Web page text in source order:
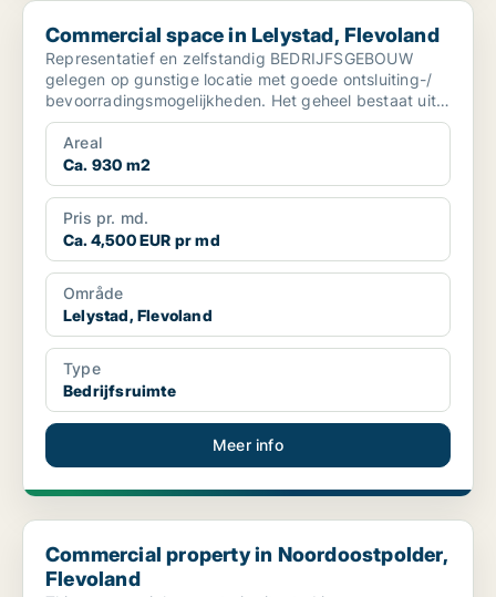
Commercial space in Lelystad, Flevoland
Commercial space in Lelystad, Flevoland
Representatief en zelfstandig BEDRIJFSGEBOUW
gelegen op gunstige locatie met goede ontsluiting-/
bevoorradingsmogelijkheden. Het geheel bestaat uit
en bedrij...
Areal
Ca. 930 m2
Pris pr. md.
Ca. 4,500 EUR pr md
Område
Lelystad, Flevoland
Type
Bedrijfsruimte
Meer info
Commercial property in Noordoostpolder, Flevoland
Commercial property in Noordoostpolder,
Flevoland